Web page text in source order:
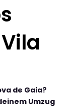
de Gaia?
Umzug